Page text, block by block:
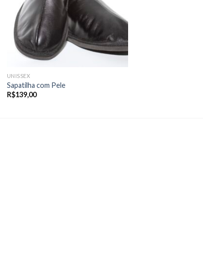
UNISSEX
Sapatilha com Pele
R$139,00